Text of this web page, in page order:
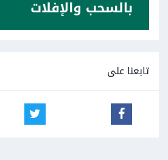
تابعنا على